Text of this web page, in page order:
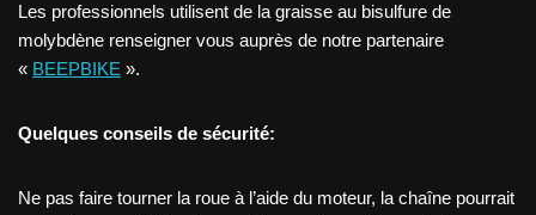
Les professionnels utilisent de la graisse au bisulfure de
molybdène renseigner vous auprès de notre partenaire
« BEEPBIKE ».
Quelques conseils de sécurité:
Ne pas faire tourner la roue à l’aide du moteur, la chaîne pourrait